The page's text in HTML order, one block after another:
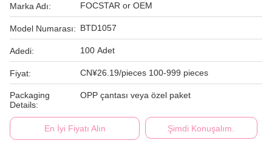
Marka Adı: FOCSTAR or OEM
Model Numarası: BTD1057
Adedi: 100 Adet
Fiyat: CN¥26.19/pieces 100-999 pieces
Packaging
Details:
OPP çantası veya özel paket
En İyi Fiyatı Alın Şimdi Konuşalım.